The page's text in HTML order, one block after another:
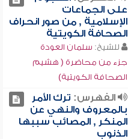
على الجماعات
الإسلامية , من صور انحراف
الصحافة الكويتية
للشيخ: سلمان العودة
جزء من محاضرة ( هشيم
الصحافة الكويتية)
الفهرس: ترك الأمر
بالمعروف والنهي عن
المنكر , المصائب سببها
الذنوب